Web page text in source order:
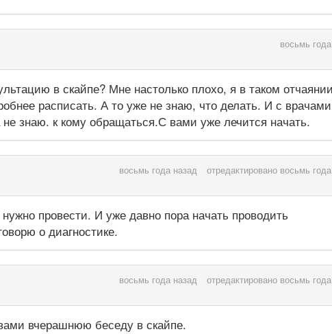
восьмь
в скайпе? Мне настолько плохо, я в таком
расписать. А то уже не знаю, что делать. И с врачами
знаю. к кому обращаться.С вами уже лечится начать.
восьмь года назад отредактировано восьмь
провести. И уже давно пора начать проводить
о диагностике.
восьмь года назад отредактировано восьмь
вчерашнюю беседу в скайпе.